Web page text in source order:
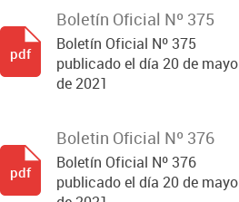
Boletín Oficial Nº 375
Boletín Oficial Nº 375
publicado el día 20 de mayo
de 2021
pdf
Boletin Oficial Nº 376
Boletín Oficial Nº 376
publicado el día 20 de mayo
pdf